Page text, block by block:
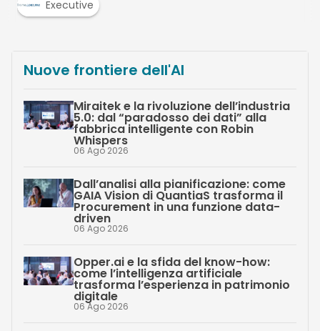
Executive
Nuove frontiere dell'AI
Miraitek e la rivoluzione dell’industria
5.0: dal “paradosso dei dati” alla
fabbrica intelligente con Robin
Whispers
06 Ago 2026
Dall’analisi alla pianificazione: come
GAIA Vision di QuantiaS trasforma il
Procurement in una funzione data-
driven
06 Ago 2026
Opper.ai e la sfida del know-how:
come l’intelligenza artificiale
trasforma l’esperienza in patrimonio
digitale
06 Ago 2026